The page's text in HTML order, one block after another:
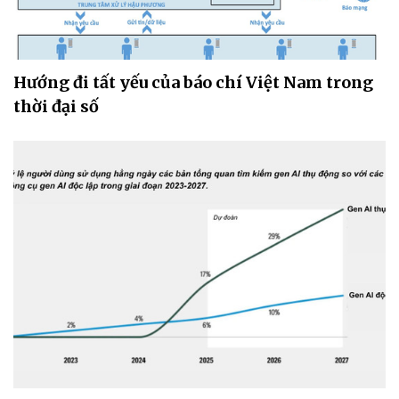
Hướng đi tất yếu của báo chí Việt Nam trong
thời đại số